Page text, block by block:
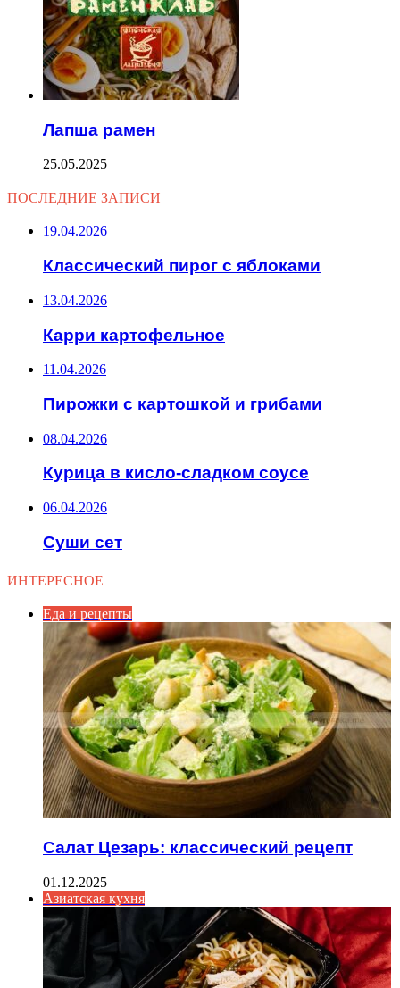
Лапша рамен
25.05.2025
ПОСЛЕДНИЕ ЗАПИСИ
19.04.2026
Классический пирог с яблоками
13.04.2026
Карри картофельное
11.04.2026
Пирожки с картошкой и грибами
08.04.2026
Курица в кисло-сладком соусе
06.04.2026
Суши сет
ИНТЕРЕСНОЕ
Еда и рецепты
Салат Цезарь: классический рецепт
01.12.2025
Азиатская кухня